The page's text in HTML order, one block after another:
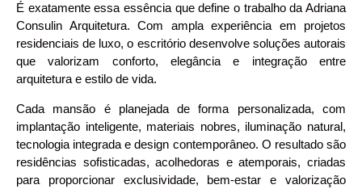
É exatamente essa essência que define o trabalho da Adriana
Consulin Arquitetura. Com ampla experiência em projetos
residenciais de luxo, o escritório desenvolve soluções autorais
que valorizam conforto, elegância e integração entre
arquitetura e estilo de vida.
Cada mansão é planejada de forma personalizada, com
implantação inteligente, materiais nobres, iluminação natural,
tecnologia integrada e design contemporâneo. O resultado são
residências sofisticadas, acolhedoras e atemporais, criadas
para proporcionar exclusividade, bem-estar e valorização